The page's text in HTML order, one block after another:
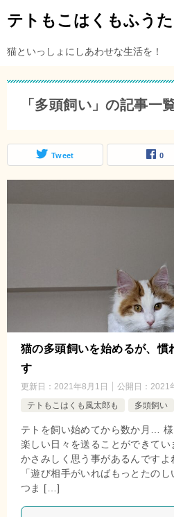
テトもこはくもふう
猫といっしょにしあわせな生活を！
「多頭飼い」の記事一
Tweet 0
猫の多頭飼いを始めるが、慣
す
更新日： 2021年8月1日 公開日： 2021
テトもこはくも風太郎も
多頭飼い
テトを飼い始めてから数か月…
楽しい日々を送ることができて
かさみしく思う事があるんですよ
「遊び相手がいればもっとたの
つま […]